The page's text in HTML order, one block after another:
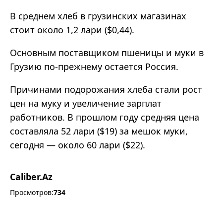
В среднем хлеб в грузинских магазинах
стоит около 1,2 лари ($0,44).
Основным поставщиком пшеницы и муки в
Грузию по-прежнему остается Россия.
Причинами подорожания хлеба стали рост
цен на муку и увеличение зарплат
работников. В прошлом году средняя цена
составляла 52 лари ($19) за мешок муки,
сегодня — около 60 лари ($22).
Caliber.Az
Просмотров:734